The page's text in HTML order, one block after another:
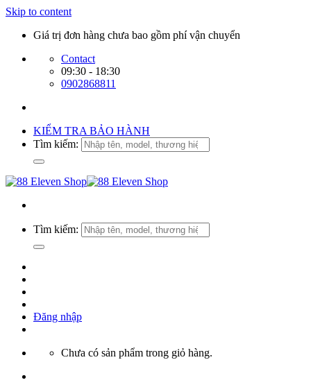
Skip to content
Giá trị đơn hàng chưa bao gồm phí vận chuyển
Contact
09:30 - 18:30
0902868811
KIỂM TRA BẢO HÀNH
Tìm kiếm:
Tìm kiếm:
Đăng nhập
Chưa có sản phẩm trong giỏ hàng.